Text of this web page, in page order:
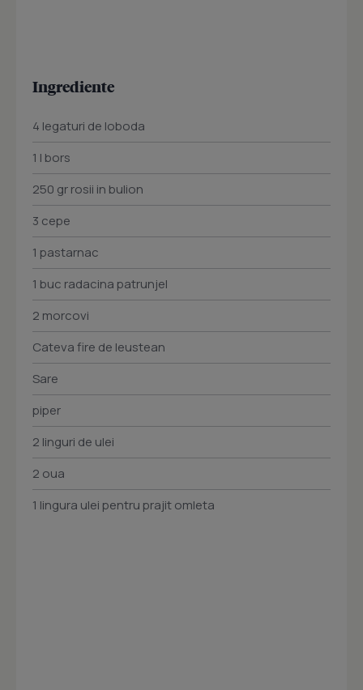
Ingrediente
4 legaturi de loboda
1 l bors
250 gr rosii in bulion
3 cepe
1 pastarnac
1 buc radacina patrunjel
2 morcovi
Cateva fire de leustean
Sare
piper
2 linguri de ulei
2 oua
1 lingura ulei pentru prajit omleta